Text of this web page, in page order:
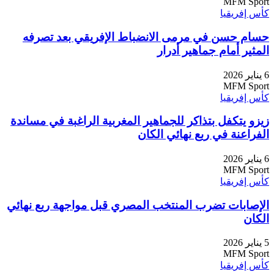
كأس إفريقيا
حسام حسن في مرمى الانضباط الإفريقي بعد تصرفه
المثير أمام جماهير أدرار
6 يناير 2026
MFM Sport
كأس إفريقيا
زيزو يتكفل بتذاكر للجماهير المغربية الراغبة في مساندة
الفراعنة في ربع نهائي الكان
6 يناير 2026
MFM Sport
كأس إفريقيا
الإصابات تضرب المنتخب المصري قبل مواجهة ربع نهائي
الكان
5 يناير 2026
MFM Sport
كأس إفريقيا